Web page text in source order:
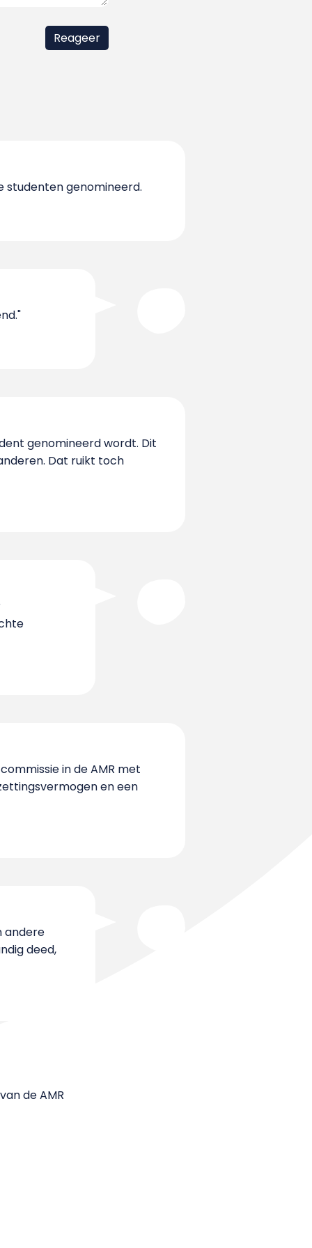
studenten genomineerd.
genomineerd wordt. Dit
Dat ruikt toch
in de AMR met
en een
andere
deed,
de AMR